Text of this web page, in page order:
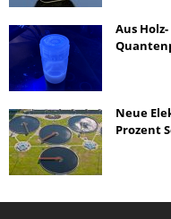
Aus
Neue
Prozent